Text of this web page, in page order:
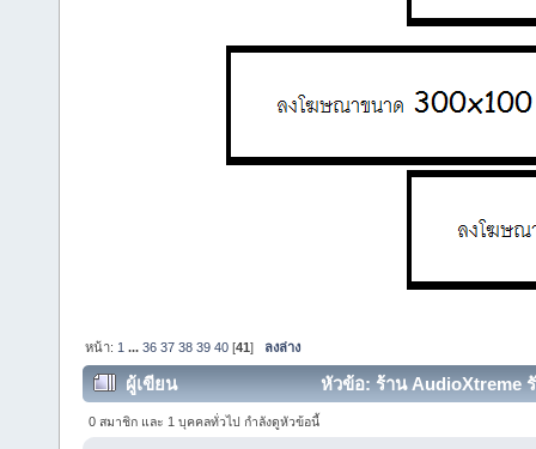
หน้า: 1 ...36 37 38 39 40 [41] ลงล่าง
ผู้เขียน หัวข้อ: ร้าน AudioXtreme
0 สมาชิก และ 1 บุคคลทั่วไป กำลังดูหัวข้อนี้